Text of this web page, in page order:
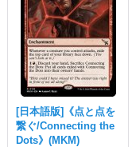
[日本語版]《点と点を
繋ぐ/Connecting the
Dots》(MKM)